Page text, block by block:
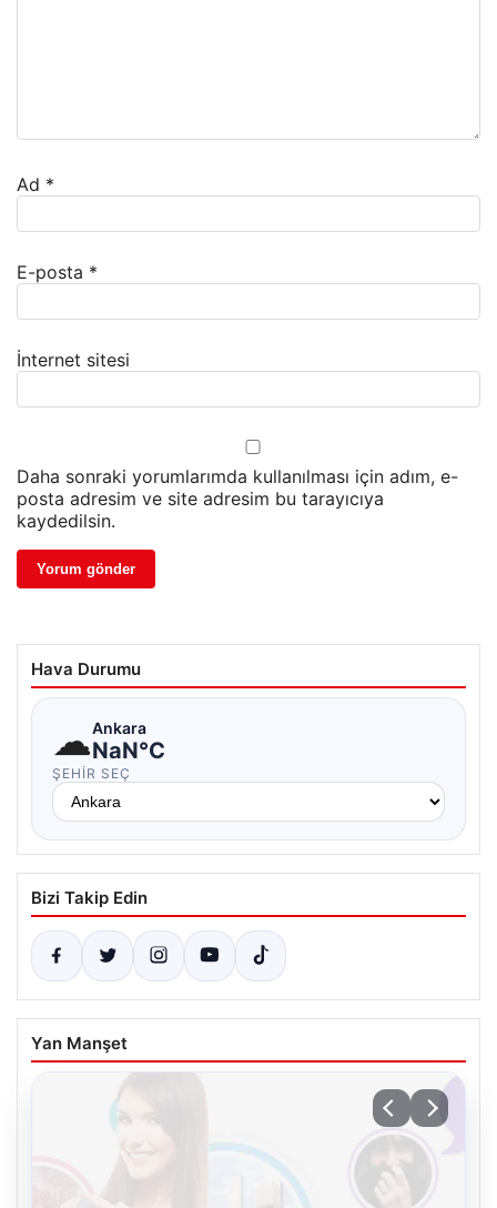
Ad *
E-posta *
İnternet sitesi
Daha sonraki yorumlarımda kullanılması için adım, e-
posta adresim ve site adresim bu tarayıcıya
kaydedilsin.
Hava Durumu
☁Ankara
NaN°C
ŞEHIR SEÇ
Bizi Takip Edin
Yan Manşet